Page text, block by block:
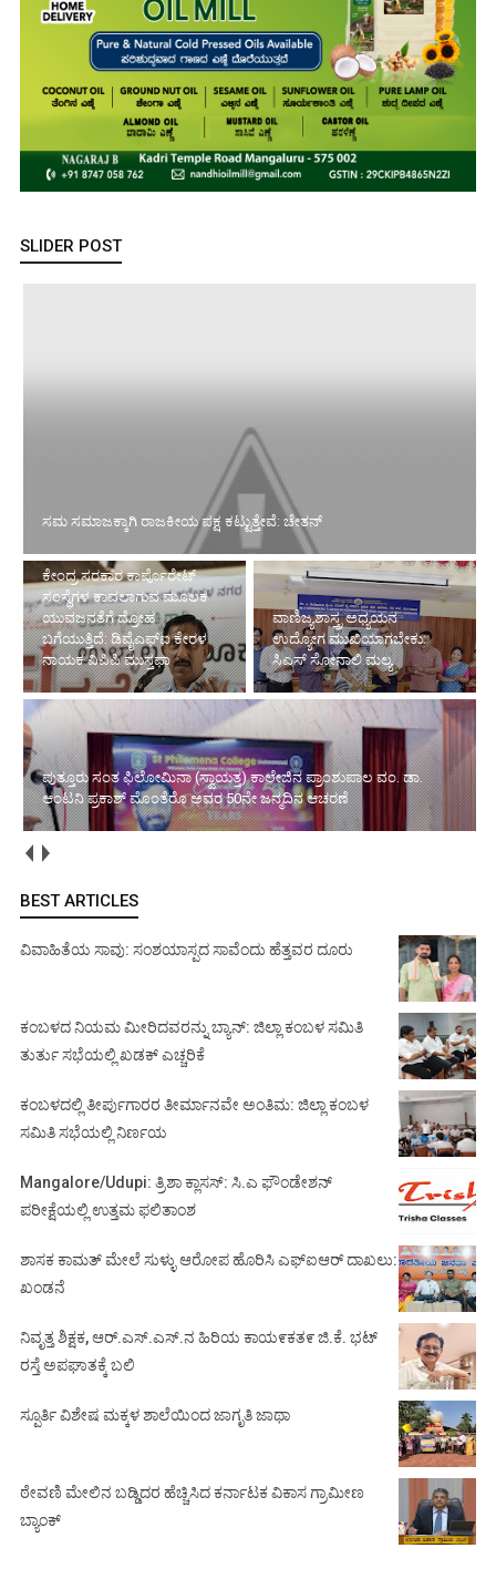
SLIDER POST
ಕೇಂದ್ರ ಸರಕಾರ ಕಾರ್ಪೊರೇಟ್ ಸಂಸ್ಥೆಗಳ ಕಾವಲಾಗುವ ಮೂಲಕ
ಯುವಜನತೆಗೆ ದ್ರೋಹ ಬಗೆಯುತ್ತಿದೆ: ಡಿವೈಎಫ್‌ಐ ಕೇರಳ‌ ನಾಯಕ
ವಿಪಿಪಿ ಮುಸ್ತಫಾ
ವಾಣಿಜ್ಯಶಾಸ್ತ್ರ ಅಧ್ಯಯನ
ಉದ್ಯೋಗ ಮುಖಿಯಾಗಬೇಕು:
ಸಿಎಸ್ ಸೋನಾಲಿ ಮಲ್ಯ
ಪುತ್ತೂರು ಸಂತ ಫಿಲೋಮಿನಾ (ಸ್ವಾಯತ್ತ)
ಕಾಲೇಜಿನ ಪ್ರಾಂಶುಪಾಲ ವಂ. ಡಾ. ಆಂಟನಿ
ಪ್ರಕಾಶ್ ಮೊಂತೆರೊ ಅವರ 50ನೇ ಜನ್ಮದಿನ
ಆಚರಣೆ
ಇತಿಹಾಸ ಹೇಳದ ಅದೆಷ್ಟೋ ವಿಷಯಗಳಿಗೆ ವೇದಿಕೆಯಾದ ಕೃತಿ: ಪ್ರೊ. ವಿಜಯ
ಪೂಣಚ್ಚ ತಂಬಂಡ
BEST ARTICLES
ವಿವಾಹಿತೆಯ ಸಾವು: ಸಂಶಯಾಸ್ಪದ ಸಾವೆಂದು ಹೆತ್ತವರ ದೂರು
ಕಂಬಳದ ನಿಯಮ ಮೀರಿದವರನ್ನು ಬ್ಯಾನ್: ಜಿಲ್ಲಾ ಕಂಬಳ ಸಮಿತಿ
ತುರ್ತು ಸಭೆಯಲ್ಲಿ ಖಡಕ್ ಎಚ್ಚರಿಕೆ
ಕಂಬಳದಲ್ಲಿ ತೀರ್ಪುಗಾರರ ತೀರ್ಮಾನವೇ ಅಂತಿಮ: ಜಿಲ್ಲಾ ಕಂಬಳ
ಸಮಿತಿ ಸಭೆಯಲ್ಲಿ ನಿರ್ಣಯ
Mangalore/Udupi: ತ್ರಿಶಾ ಕ್ಲಾಸಸ್: ಸಿ.ಎ ಫೌಂಡೇಶನ್
ಪರೀಕ್ಷೆಯಲ್ಲಿ ಉತ್ತಮ ಫಲಿತಾಂಶ
ಶಾಸಕ ಕಾಮತ್ ಮೇಲೆ ಸುಳ್ಳು ಆರೋಪ ಹೊರಿಸಿ ಎಫ್‌ಐಆರ್ ದಾಖಲು:
ಖಂಡನೆ
ನಿವೃತ್ತ ಶಿಕ್ಷಕ, ಆರ್.ಎಸ್.ಎಸ್.ನ ಹಿರಿಯ ಕಾಯ೯ಕತ೯ ಜಿ.ಕೆ. ಭಟ್
ರಸ್ತೆ ಅಪಘಾತಕ್ಕೆ ಬಲಿ
ಸ್ಪೂರ್ತಿ ವಿಶೇಷ ಮಕ್ಕಳ ಶಾಲೆಯಿಂದ ಜಾಗೃತಿ ಜಾಥಾ
ಠೇವಣಿ ಮೇಲಿನ ಬಡ್ಡಿದರ ಹೆಚ್ಚಿಸಿದ ಕರ್ನಾಟಕ ವಿಕಾಸ ಗ್ರಾಮೀಣ
ಬ್ಯಾಂಕ್